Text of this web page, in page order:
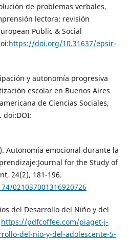
de problemas verbales,
lectora: revisión
Public & Social
https://doi.org/10.31637/epsir-
y autonomía progresiva
escolar en Buenos Aires
de Ciencias Sociales,
doi:DOI:
Autonomía emocional durante la
for the Study of
24(2), 181-196.
021037001316920726
del Desarrollo del Niño y del
https://pdfcoffee.com/piaget-j-
del-nio-y-del-adolescente-5-